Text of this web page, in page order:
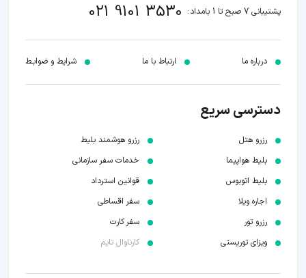
پشتیبانی 7 صبح تا 1 بامداد: 021 9101 3530
درباره ما ارتباط با ما شرایط و ضوابـط
دسترسی سریع
رزرو هتل
بلیط هواپیما
بلیط اتوبوس
اجاره ویلا
رزرو تور
ویزای توریستی
رزرو هوشمند بلیط
خدمات سفر سازمانی
قوانین استرداد
سفر اقساطی
سفر کارت
کارناوال تایم